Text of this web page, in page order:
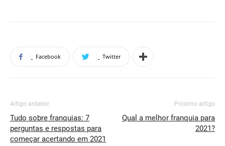
Facebook Twitter
Artigo anterior
Tudo sobre franquias: 7
perguntas e respostas para
começar acertando em 2021
Próximo artigo
Qual a melhor franquia para
2021?